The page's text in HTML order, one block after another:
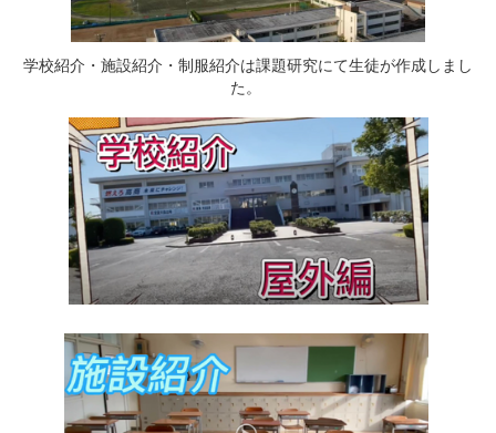
学校紹介・施設紹介・制服紹介は課題研究にて生徒が作成しまし
た。